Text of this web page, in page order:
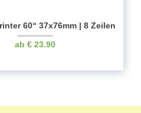
60“ 37x76mm | 8 Zeilen
€ 23.90